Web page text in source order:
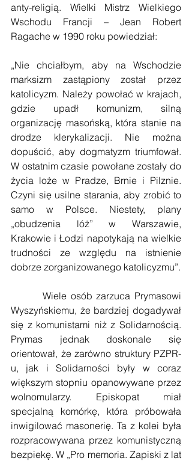
anty-religią. Wielki Mistrz Wielkiego
Wschodu Francji – Jean Robert
Ragache w 1990 roku powiedział:
„Nie chciałbym, aby na Wschodzie
marksizm zastąpiony został przez
katolicyzm. Należy powołać w krajach,
gdzie upadł komunizm, silną
organizację masońską, która stanie na
drodze klerykalizacji. Nie można
dopuścić, aby dogmatyzm triumfował.
W ostatnim czasie powołane zostały do
życia loże w Pradze, Brnie i Pilznie.
Czyni się usilne starania, aby zrobić to
samo w Polsce. Niestety, plany
„obudzenia lóż” w Warszawie,
Krakowie i Łodzi napotykają na wielkie
trudności ze względu na istnienie
dobrze zorganizowanego katolicyzmu”.
        Wiele osób zarzuca Prymasowi
Wyszyńskiemu, że bardziej dogadywał
się z komunistami niż z Solidarnością.
Prymas jednak doskonale się
orientował, że zarówno struktury PZPR-
u, jak i Solidarności były w coraz
większym stopniu opanowywane przez
wolnomularzy. Episkopat miał
specjalną komórkę, która próbowała
inwigilować masonerię. Ta z kolei była
rozpracowywana przez komunistyczną
bezpiekę. W „Pro memoria. Zapiski z lat